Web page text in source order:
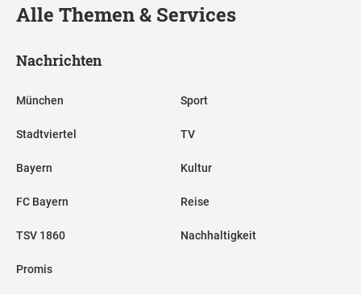
Alle Themen & Services
Nachrichten
München
Stadtviertel
Bayern
FC Bayern
TSV 1860
Promis
Sport
TV
Kultur
Reise
Nachhaltigkeit